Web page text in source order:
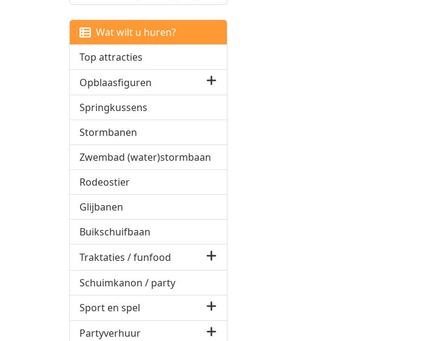
Wat wilt u huren?
Top attracties
Opblaasfiguren
Springkussens
Stormbanen
Zwembad (water)stormbaan
Rodeostier
Glijbanen
Buikschuifbaan
Traktaties / funfood
Schuimkanon / party
Sport en spel
Partyverhuur